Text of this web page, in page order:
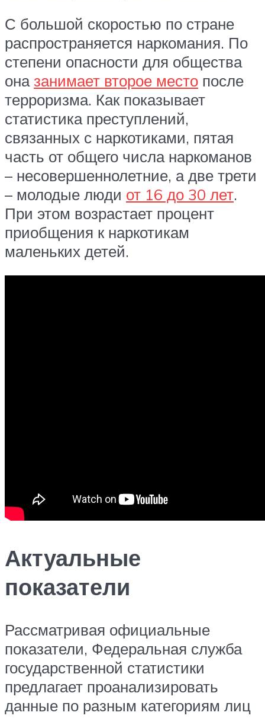
С большой скоростью по стране
распространяется наркомания. По
степени опасности для общества
оназанимает второе место после
терроризма. Как показывает
статистика преступлений,
связанных с наркотиками, пятая
часть от общего числа наркоманов
– несовершеннолетние, а две трети
– молодые люди от 16 до 30 лет.
При этом возрастает процент
приобщения к наркотикам
маленьких детей.
Актуальные
показатели
Рассматривая официальные
показатели, Федеральная служба
государственной статистики
предлагает проанализировать
данные по разным категориям лиц